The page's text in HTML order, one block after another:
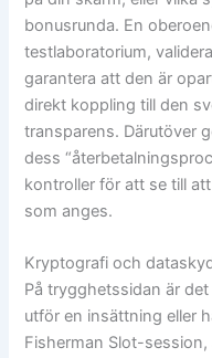
bonusrunda. En
testlaboratorium,
garantera att den är
direkt koppling till den
transparens. Därutöver
dess
kontroller för att se till
som anges.
Kryptografi och
På trygghetssidan är
utför en insättning eller
Fisherman Slot-